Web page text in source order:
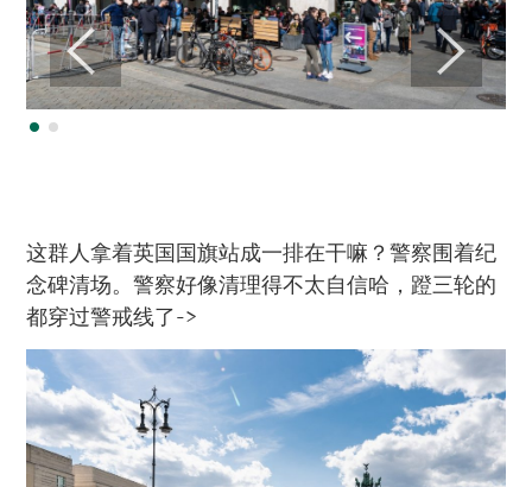
这群人拿着英国国旗站成一排在干嘛？警察围着纪
念碑清场。警察好像清理得不太自信哈，蹬三轮的
都穿过警戒线了->